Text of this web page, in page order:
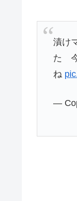
漬け
た 今
ね
—